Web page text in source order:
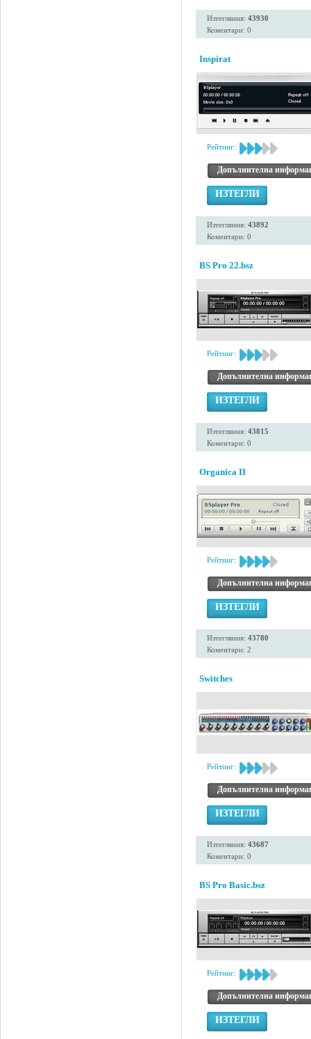
Изтегляния: 43930
Коментари: 0
Inspirat
Рейтинг:
Допълнителна
ИЗТЕГЛИ
Изтегляния: 43892
Коментари: 0
BS Pro 22.bsz
Рейтинг:
Допълнителна
ИЗТЕГЛИ
Изтегляния: 43815
Коментари: 0
Organica II
Рейтинг:
Допълнителна
ИЗТЕГЛИ
Изтегляния: 43780
Коментари: 2
Switches
Рейтинг:
Допълнителна
ИЗТЕГЛИ
Изтегляния: 43687
Коментари: 0
BS Pro Basic.bsz
Рейтинг:
Допълнителна
ИЗТЕГЛИ